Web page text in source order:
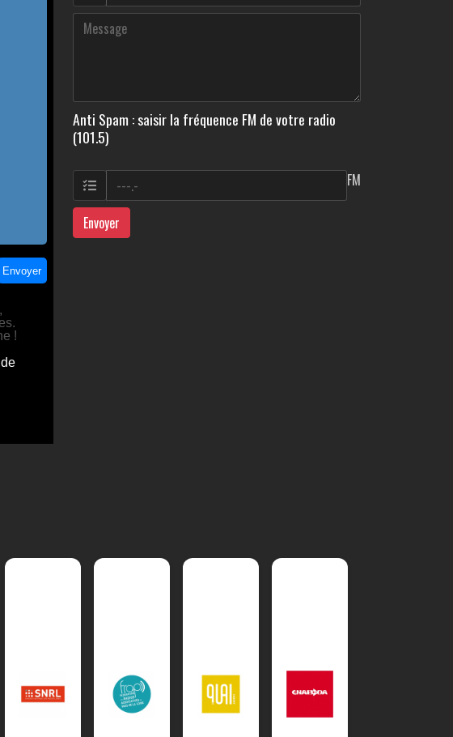
Anti Spam : saisir la fréquence FM de votre radio
(101.5)
FM
Envoyer